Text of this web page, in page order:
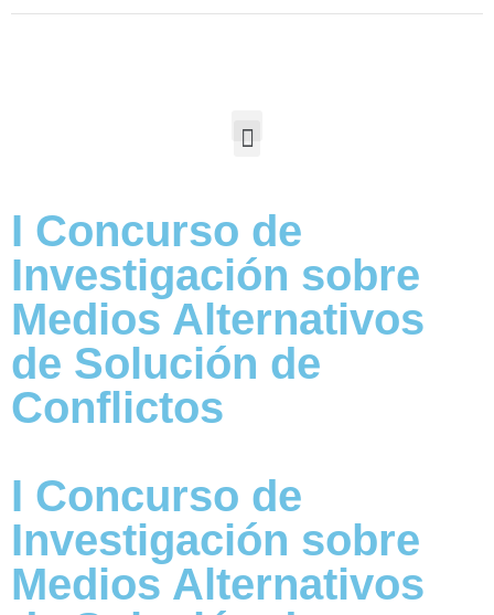
I Concurso de
Investigación sobre
Medios Alternativos
de Solución de
Conflictos
I Concurso de
Investigación sobre
Medios Alternativos